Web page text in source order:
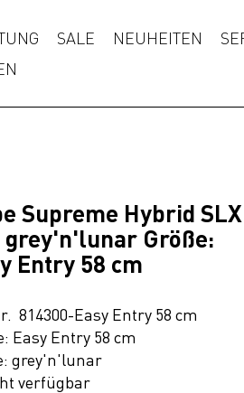
SALE NEUHEITEN
Supreme Hybrid SLX
grey'n'lunar Größe:
Entry 58 cm
814300-Easy Entry 58 cm
Easy Entry 58 cm
grey'n'lunar
verfügbar